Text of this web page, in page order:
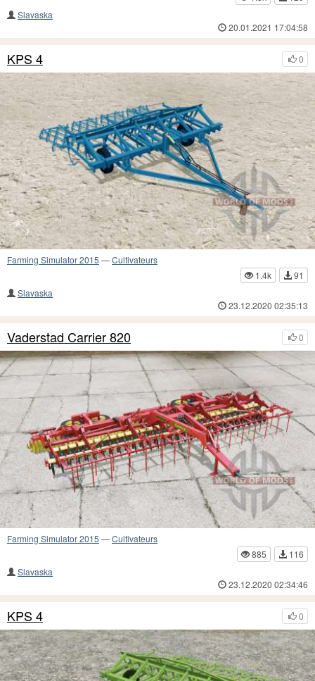
Slavaska
20.01.2021 17:04:58
0
KPS 4
Farming Simulator 2015 —Cultivateurs
1.4k
91
Slavaska
23.12.2020 02:35:13
0
Vaderstad Carrier 820
Farming Simulator 2015 —Cultivateurs
885
116
Slavaska
23.12.2020 02:34:46
0
KPS 4